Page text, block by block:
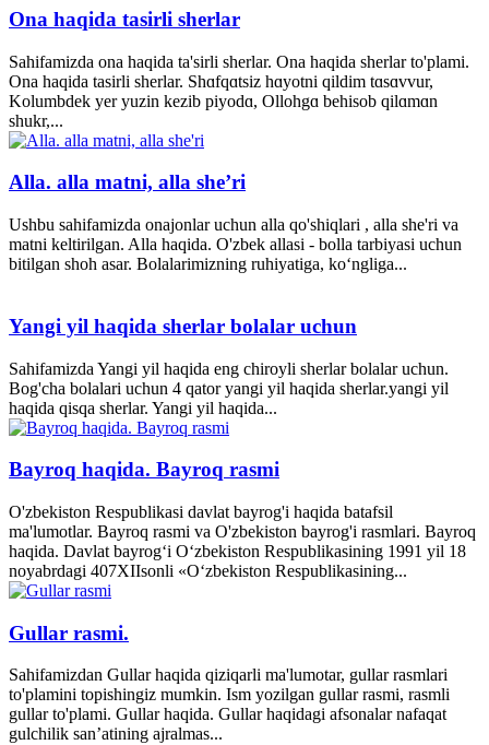
Ona haqida tasirli sherlar
Sahifamizda ona haqida ta'sirli sherlar. Ona haqida sherlar to'plami.
Ona haqida tasirli sherlar. Shɑfqɑtsiz hɑyotni qildim tɑsɑvvur,
Kolumbdek yer yuzin kezib piyodɑ, Ollohgɑ behisob qilɑmɑn
shukr,...
Alla. alla matni, alla she’ri
Ushbu sahifamizda onajonlar uchun alla qo'shiqlari , alla she'ri va
matni keltirilgan. Alla haqida. O'zbek allasi - bolla tarbiyasi uchun
bitilgan shoh asar. Bolalarimizning ruhiyatiga, ko‘ngliga...
Yangi yil haqida sherlar bolalar uchun
Sahifamizda Yangi yil haqida eng chiroyli sherlar bolalar uchun.
Bog'cha bolalari uchun 4 qator yangi yil haqida sherlar.yangi yil
haqida qisqa sherlar. Yangi yil haqida...
Bayroq haqida. Bayroq rasmi
O'zbekiston Respublikasi davlat bayrog'i haqida batafsil
ma'lumotlar. Bayroq rasmi va O'zbekiston bayrog'i rasmlari. Bayroq
haqida. Davlat bayrog‘i O‘zbekiston Respublikasining 1991 yil 18
noyabrdagi 407­XII­sonli «O‘zbekiston Respublikasining...
Gullar rasmi.
Sahifamizdan Gullar haqida qiziqarli ma'lumotar, gullar rasmlari
to'plamini topishingiz mumkin. Ism yozilgan gullar rasmi, rasmli
gullar to'plami. Gullar haqida. Gullar haqidagi afsonalar nafaqat
gulchilik san’atining ajralmas...